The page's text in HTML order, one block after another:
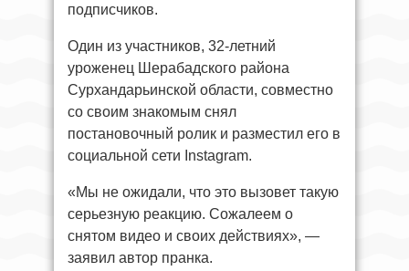
подписчиков.
Один из участников, 32-летний
уроженец Шерабадского района
Сурхандарьинской области, совместно
со своим знакомым снял
постановочный ролик и разместил его в
социальной сети Instagram.
«Мы не ожидали, что это вызовет такую
серьезную реакцию. Сожалеем о
снятом видео и своих действиях», —
заявил автор пранка.